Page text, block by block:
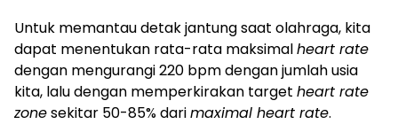
Untuk memantau detak jantung saat olahraga, kita
dapat menentukan rata-rata maksimalheart rate
dengan mengurangi 220 bpm dengan jumlah usia
kita, lalu dengan memperkirakan target heart rate
zonesekitar 50-85% darimaximal heart rate.